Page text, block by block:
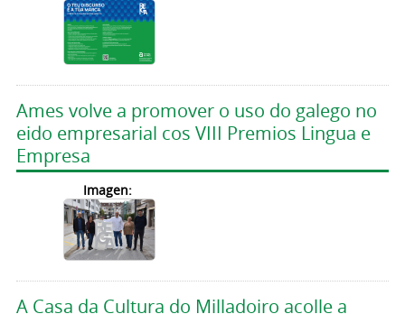
Ames volve a promover o uso do galego no
eido empresarial cos VIII Premios Lingua e
Empresa
Imagen:
A Casa da Cultura do Milladoiro acolle a